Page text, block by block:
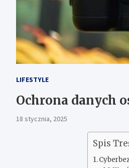
LIFESTYLE
Ochrona danych
18 stycznia, 2025
Spis